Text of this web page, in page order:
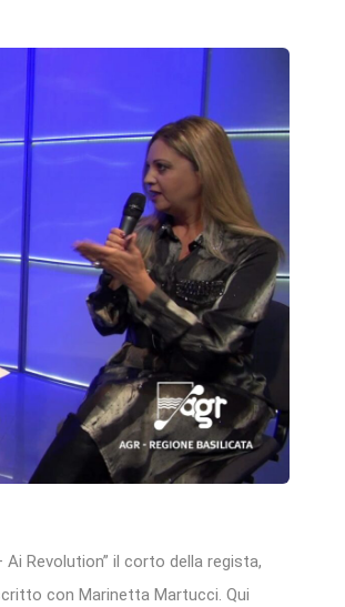
Revolution” il corto della regista,
con Marinetta Martucci. Qui